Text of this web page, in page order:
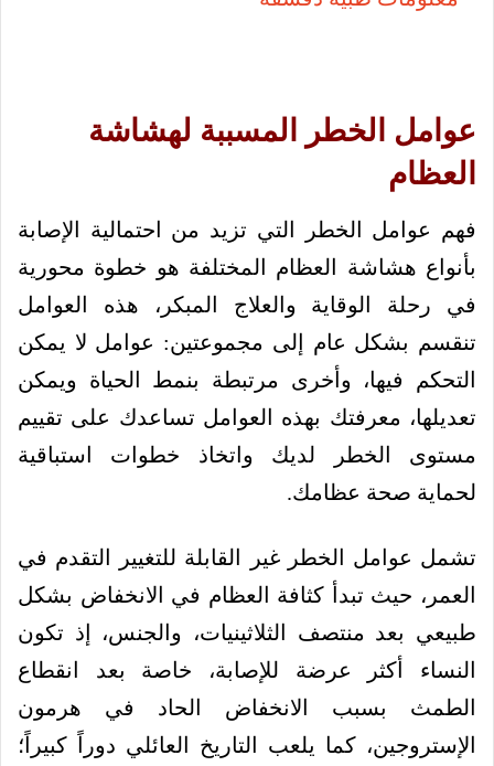
عوامل الخطر المسببة لهشاشة
العظام
فهم عوامل الخطر التي تزيد من احتمالية الإصابة
بأنواع هشاشة العظام المختلفة هو خطوة محورية
في رحلة الوقاية والعلاج المبكر، هذه العوامل
تنقسم بشكل عام إلى مجموعتين: عوامل لا يمكن
التحكم فيها، وأخرى مرتبطة بنمط الحياة ويمكن
تعديلها، معرفتك بهذه العوامل تساعدك على تقييم
مستوى الخطر لديك واتخاذ خطوات استباقية
لحماية صحة عظامك.
تشمل عوامل الخطر غير القابلة للتغيير التقدم في
العمر، حيث تبدأ كثافة العظام في الانخفاض بشكل
طبيعي بعد منتصف الثلاثينيات، والجنس، إذ تكون
النساء أكثر عرضة للإصابة، خاصة بعد انقطاع
الطمث بسبب الانخفاض الحاد في هرمون
الإستروجين، كما يلعب التاريخ العائلي دوراً كبيراً؛